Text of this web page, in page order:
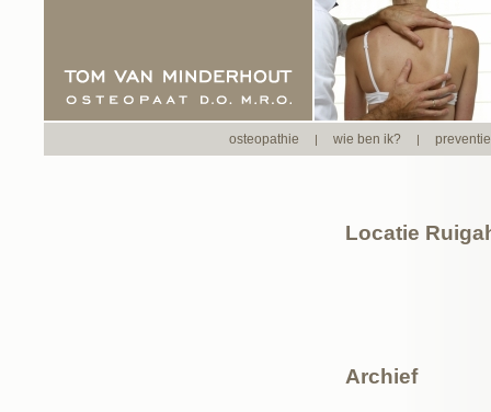
osteopathie | wie ben ik? |
Locatie
Archief